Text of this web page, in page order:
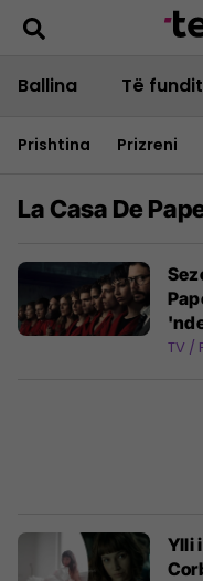
Ballina Të fundit
Prishtina Prizreni
La Casa De
TV /
Ylli